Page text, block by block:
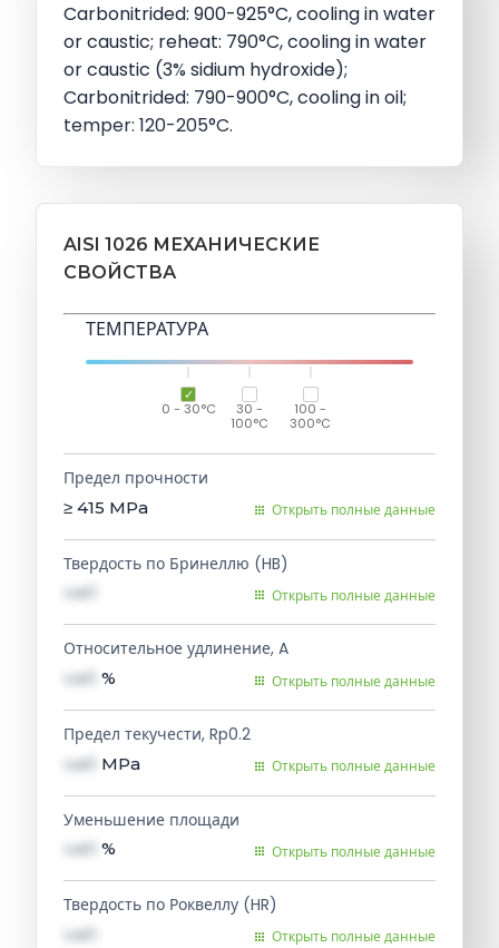
Carbonitrided: 900-925°C, cooling in water
or caustic; reheat: 790°C, cooling in water
or caustic (3% sidium hydroxide);
Carbonitrided: 790-900°C, cooling in oil;
temper: 120-205°C.
AISI 1026 МЕХАНИЧЕСКИЕ
СВОЙСТВА
ТЕМПЕРАТУРА
0 - 30°C
30 -
100°C
100 -
300°C
Предел прочности
≥ 415 MPa Открыть полные данные
Твердость по Бринеллю (HB)
val1 Открыть полные данные
Относительное удлинение, A
val1 % Открыть полные данные
Предел текучести, Rp0.2
val1 MPa Открыть полные данные
Уменьшение площади
val1 % Открыть полные данные
Твердость по Роквеллу (HR)
val1 Открыть полные данные